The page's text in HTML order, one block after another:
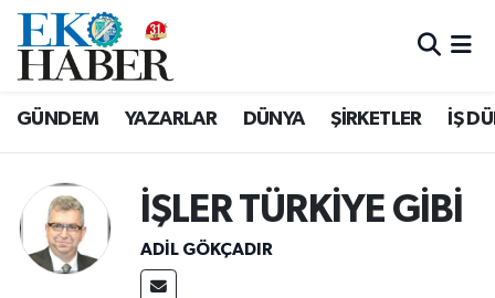
GÜNDEM YAZARLAR DÜNYA ŞİRKETLER İŞ
İŞLER TÜRKİYE GİBİ
ADIL GÖKÇADIR
Hava Durumu
Süper Lig Puan Durumu ve Fikstür
Tüm Manşetler